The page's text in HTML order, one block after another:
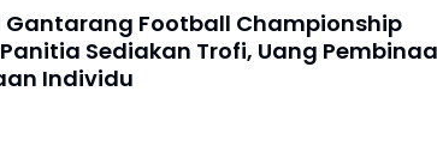
Gantarang Football Championship
Sediakan Trofi, Uang
Individu